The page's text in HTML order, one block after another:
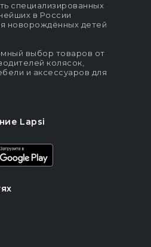
специализированных
в России
новорождённых детей
выбор товаров от
колясок,
и аксессуаров для
Lapsi